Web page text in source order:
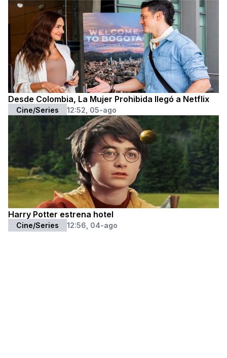
Desde Colombia, La Mujer Prohibida llegó a Netflix
Cine/Series 12:52, 05-ago
Harry Potter estrena hotel
Cine/Series 12:56, 04-ago